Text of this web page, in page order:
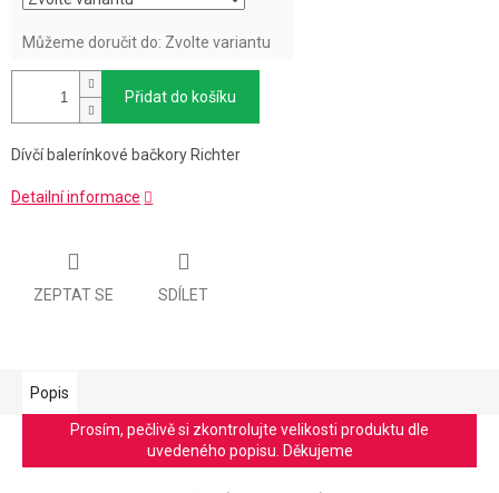
Můžeme doručit do: Zvolte variantu
Přidat do košíku
Dívčí balerínkové bačkory Richter
Detailní informace
ZEPTAT SE SDÍLET
Popis
Prosím, pečlivě si zkontrolujte velikosti produktu dle
uvedeného popisu. Děkujeme